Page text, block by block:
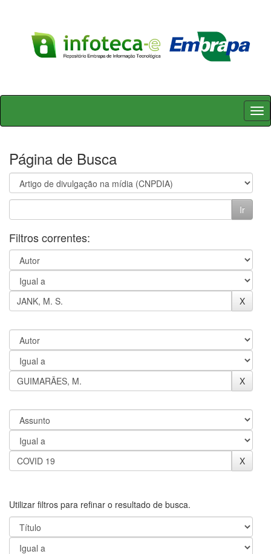
Skip
Página de Busca
Filtros correntes:
Utilizar filtros para refinar o resultado de busca.